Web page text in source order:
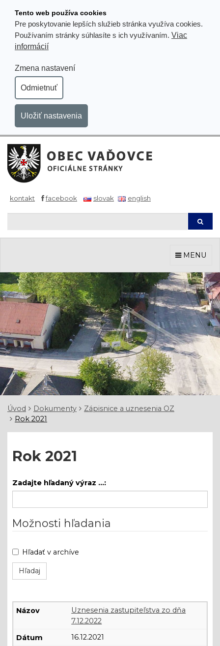
obsahu
Tento web používa cookies
Pre poskytovanie lepších služieb stránka využíva cookies.
Používaním stránky súhlasíte s ich využívaním. Viac
informácií
Zmena nastavení
Odmietnuť
Uložiť nastavenia
kontakt facebook slovak english
MENU
Úvod Dokumenty
Zápisnice a uznesenia OZ
Rok 2021
Rok 2021
Zadajte hľadaný výraz ...:
Možnosti hľadania
Hľadať v archíve
Rok
Uznesenia zastupiteľstva zo dňa
7.12.2022
16.12.2021